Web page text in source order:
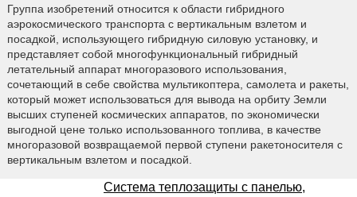
Группа изобретений относится к области гибридного
аэрокосмического транспорта с вертикальным взлетом и
посадкой, использующего гибридную силовую установку, и
представляет собой многофункциональный гибридный
летательный аппарат многоразового использования,
сочетающий в себе свойства мультикоптера, самолета и ракеты,
который может использоваться для вывода на орбиту Земли
высших ступеней космических аппаратов, по экономически
выгодной цене только использованного топлива, в качестве
многоразовой возвращаемой первой ступени ракетоносителя с
вертикальным взлетом и посадкой.
Система теплозащиты с панелью,